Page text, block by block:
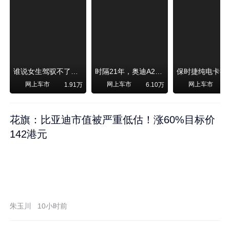
谁说女生驾驭不了大SUV？看我开问界M6驰骋坝上草原！
网上车市 1.91万
时隔21年，奥迪A2强势归来！
网上车市 6.10万 网上车市
花旗：比亚迪市值被严重低估！涨60%目标价
142港元
朱玉川 10小时前